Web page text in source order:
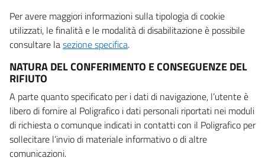
Per avere maggiori informazioni sulla tipologia di cookie
utilizzati, le finalità e le modalità di disabilitazione è possibile
consultare lasezione specifica.
NATURA DEL CONFERIMENTO E CONSEGUENZE DEL
RIFIUTO
A parte quanto specificato per i dati di navigazione, l’utente è
libero di fornire al Poligrafico i dati personali riportati nei moduli
di richiesta o comunque indicati in contatti con il Poligrafico per
sollecitare l’invio di materiale informativo o di altre
comunicazioni.